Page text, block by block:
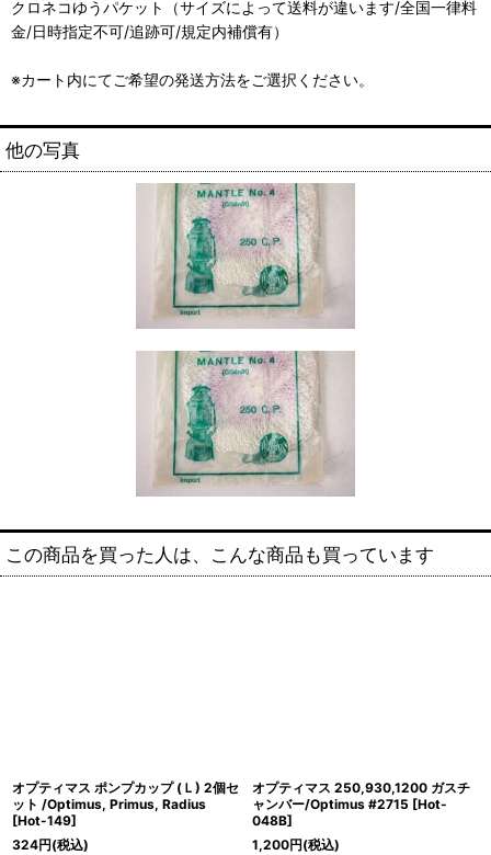
クロネコゆうパケット（サイズによって送料が違います/全国一律料
金/日時指定不可/追跡可/規定内補償有）
※カート内にてご希望の発送方法をご選択ください。
他の写真
この商品を買った人は、こんな商品も買っています
オプティマス ポンプカップ (Ｌ) 2個セ
ット /Optimus, Primus, Radius
[Hot-149]
324円(税込)
オプティマス 250,930,1200 ガスチ
ャンバー/Optimus #2715 [Hot-
048B]
1,200円(税込)